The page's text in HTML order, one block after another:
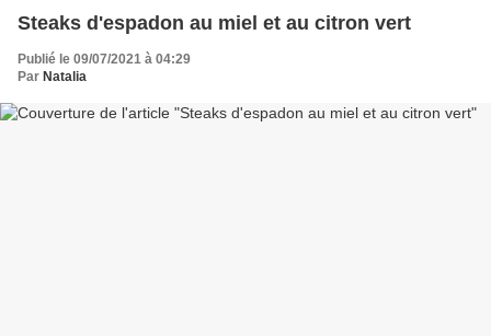
Steaks d'espadon au miel et au citron vert
Publié le 09/07/2021 à 04:29
Par Natalia